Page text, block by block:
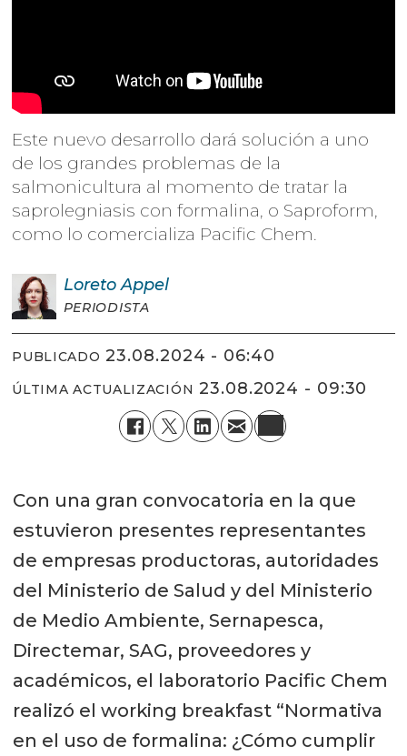
Este nuevo desarrollo dará solución a uno
de los grandes problemas de la
salmonicultura al momento de tratar la
saprolegniasis con formalina, o Saproform,
como lo comercializa Pacific Chem.
Loreto Appel
PERIODISTA
PUBLICADO 23.08.2024 - 06:40
ÚLTIMA ACTUALIZACIÓN 23.08.2024 - 09:30
Con una gran convocatoria en la que
estuvieron presentes representantes
de empresas productoras, autoridades
del Ministerio de Salud y del Ministerio
de Medio Ambiente, Sernapesca,
Directemar, SAG, proveedores y
académicos, el laboratorio Pacific Chem
realizó el working breakfast “Normativa
en el uso de formalina: ¿Cómo cumplir